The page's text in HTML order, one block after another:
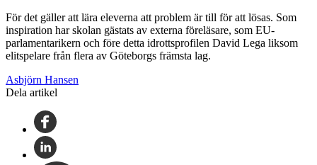
För det gäller att lära eleverna att problem är till för att lösas. Som
inspiration har skolan gästats av externa föreläsare, som EU-
parlamentarikern och före detta idrottsprofilen David Lega liksom
elitspelare från flera av Göteborgs främsta lag.
Asbjörn Hansen
Dela artikel